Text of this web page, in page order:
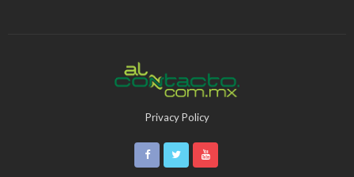
Privacy Policy